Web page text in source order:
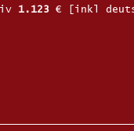
1.123 € [inkl